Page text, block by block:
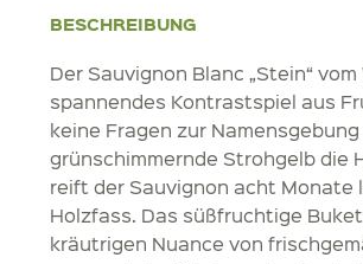
BESCHREIBUNG
Der Sauvignon Blanc „Stein“
spannendes Kontrastspiel aus
keine Fragen zur
grünschimmernde Strohgelb die
reift der Sauvignon acht
Holzfass. Das süßfruchtige
kräutrigen Nuance von